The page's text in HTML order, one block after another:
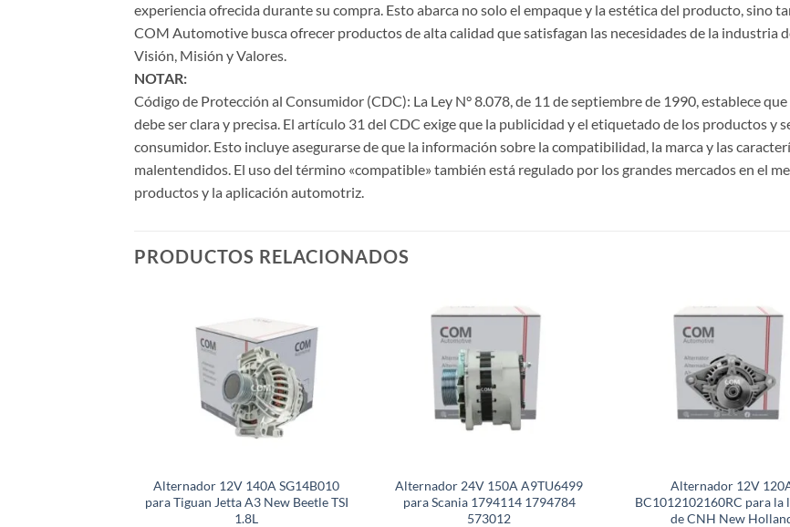
experiencia ofrecida durante su compra. Esto abarca no solo el empaque y la estética del producto, sino
COM Automotive busca ofrecer productos de alta calidad que satisfagan las necesidades de la industria
Visión, Misión y Valores.
NOTAR:
Código de Protección al Consumidor (CDC): La Ley N° 8.078, de 11 de septiembre de 1990, establece
debe ser clara y precisa. El artículo 31 del CDC exige que la publicidad y el etiquetado de los productos y
consumidor. Esto incluye asegurarse de que la información sobre la compatibilidad, la marca y las
malentendidos. El uso del término «compatible» también está regulado por los grandes mercados en el
productos y la aplicación automotriz.
PRODUCTOS RELACIONADOS
Alternador 12V 140A SG14B010
para Tiguan Jetta A3 New Beetle TSI
1.8L
Alternador 24V 150A A9TU6499
para Scania 1794114 1794784
573012
Alternador 12V
BC1012102160RC para la
de CNH New